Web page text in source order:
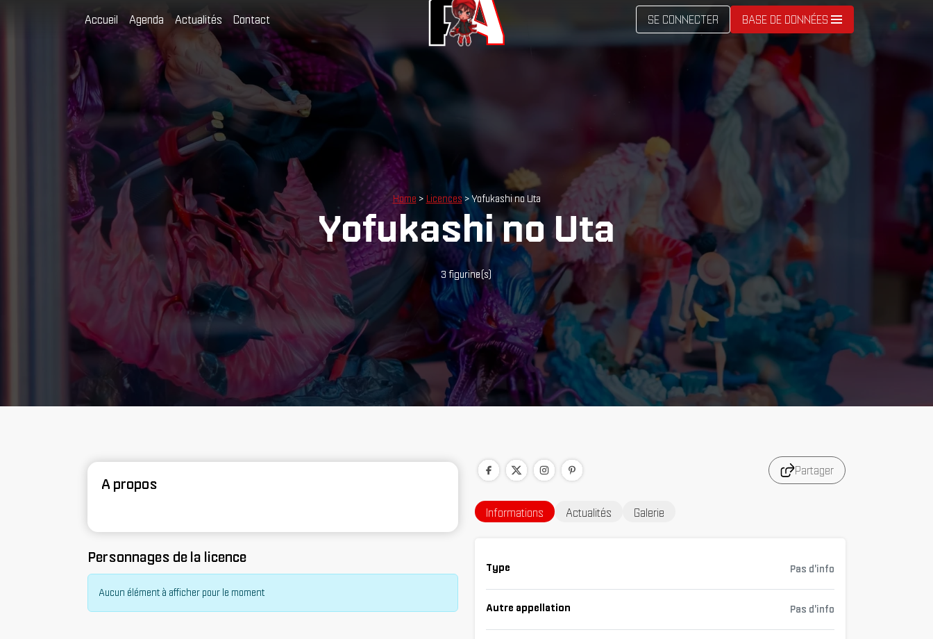
Accueil Agenda Actualités Contact SE CONNECTER BASE DE DONNÉES
Home > Licences> Yofukashi no Uta
Yofukashi no Uta
3 figurine(s)
A propos
Personnages de la licence
Aucun élément à afficher pour le moment
Partager
Informations Actualités Galerie
Type Pas d'info
Autre appellation Pas d'info